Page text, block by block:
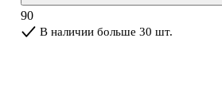
игровую задачу и самостоятельно её
90
В наличии больше 30 шт.